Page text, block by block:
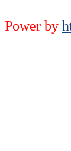
Power by